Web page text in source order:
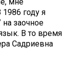
мне
году я
на заочное
В то время
Садриевна